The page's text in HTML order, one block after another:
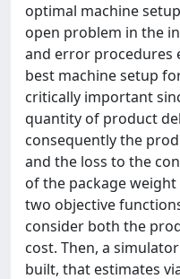
optimal machine
open problem in the
and error procedures
best machine setup
critically important
quantity of product
consequently the
and the loss to the
of the package
two objective
consider both the
cost. Then, a
built, that estimates